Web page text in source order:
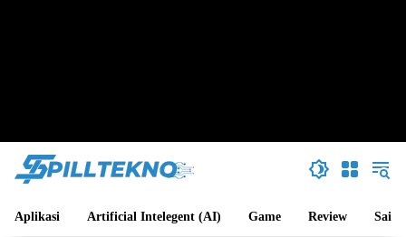
Aplikasi Artificial Intelegent (AI) Game Review Sains